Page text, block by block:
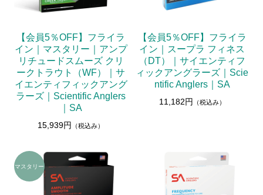
【会員5％OFF】フライラ
イン｜マスタリー｜アンプ
リチュードスムーズ クリ
ークトラウト（WF）｜サ
イエンティフィックアング
ラーズ｜Scientific Anglers
｜SA
15,939円 （税込み）
【会員5％OFF】フライラ
イン｜スープラ フィネス
（DT）｜サイエンティフ
ィックアングラーズ｜Scie
ntific Anglers｜SA
11,182円 （税込み）